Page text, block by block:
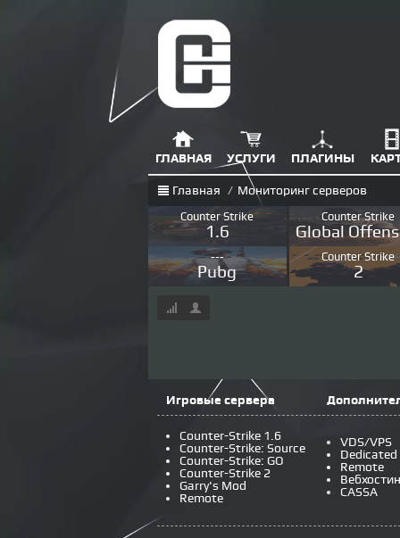
ГЛАВНАЯ УСЛУГИ ПЛАГИНЫ
Главная / Мониторинг серверов
Counter Strike
1.6
Counter Strike
Global
---
Pubg
Counter Strike
2
Игровые сервера
Counter-Strike 1.6
Counter-Strike: Source
Counter-Strike: GO
Counter-Strike 2
Garry's Mod
Remote
VDS/VPS
Dedicated
Remote
CASSA